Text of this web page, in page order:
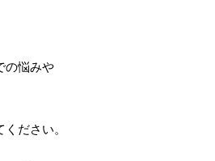
の悩みや
ださい。